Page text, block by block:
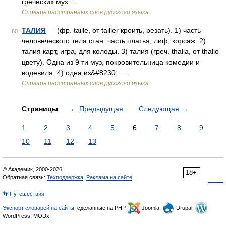
Словарь иностранных слов русского языка
60 ТАЛИЯ — (фр. taille, от tailler кроить, резать). 1) часть
человеческого тела стан: часть платья, лиф, корсаж. 2)
талия карт, игра, для колоды. 3) талия (греч. thalia, от thallo
цвету). Одна из 9 ти муз, покровительница комедии и
водевиля. 4) одна из&#8230; …
Словарь иностранных слов русского языка
Страницы ← Предыдущая Следующая →
1 2 3 4 5 6 7 8
9
10
11 12 13
18+
© Академик, 2000-2026
Обратная связь: Техподдержка Реклама на сайте
👣 Путешествия
Экспорт словарей на сайты , сделанные на PHP, Joomla,
Drupal,
WordPress, MODx.